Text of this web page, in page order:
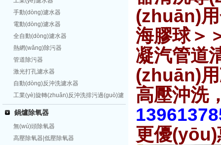
手動(dòng)濾水器
電動(dòng)濾水器
全自動(dòng)濾水器
熱網(wǎng)除污器
管道除污器
激光打孔濾水器
自動(dòng)反沖洗濾水器
工業(yè)旋轉(zhuǎn)反沖洗排污過(guò)濾
鍋爐除氧器
無(wú)頭除氧器
高壓除氧器|低壓除氧器
(zhuān)
海膠球＞
凝汽管道
(zhuān)用
高壓沖洗
更優(yōu)惠